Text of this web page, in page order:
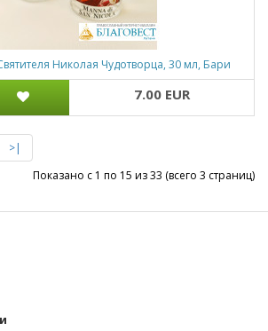
Николая Чудотворца, 30 мл, Бари
7.00 EUR
>|
Показано с 1 по 15 из 33 (всего 3 страниц)